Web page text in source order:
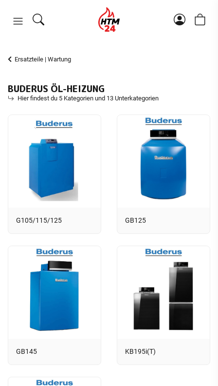
Ersatzteile | Wartung
BUDERUS ÖL-HEIZUNG
Hier findest du 5 Kategorien und 13 Unterkategorien
G105/115/125 GB125
GB145 KB195i(T)